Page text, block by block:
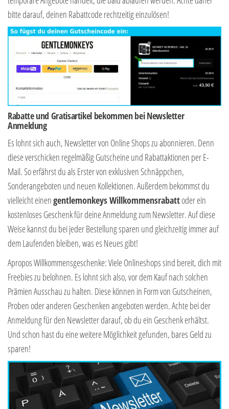
bitte darauf, deinen Rabattcode rechtzeitig einzulösen!
Rabatte und Gratisartikel bekommen bei Newsletter
Anmeldung
Es lohnt sich auch, Newsletter von Online Shops zu abonnieren. Denn
diese verschicken regelmäßig Gutscheine und Rabattaktionen per E-
Mail. So erfährst du als Erster von exklusiven Schnäppchen,
Sonderangeboten und neuen Kollektionen. Außerdem bekommst du
vielleicht einengentlemonkeys Willkommensrabattoder ein
kostenloses Geschenk für deine Anmeldung zum Newsletter. Auf diese
Weise kannst du bei jeder Bestellung sparen und gleichzeitig immer auf
dem Laufenden bleiben, was es Neues gibt!
Apropos Willkommensgeschenke: Viele Onlineshops sind bereit, dich mit
Freebies zu belohnen. Es lohnt sich also, vor dem Kauf nach solchen
Prämien Ausschau zu halten. Diese können in Form von Gutscheinen,
Proben oder anderen Geschenken angeboten werden. Achte bei der
Anmeldung für den Newsletter darauf, ob du ein Geschenk erhältst.
Und schon hast du eine weitere Möglichkeit gefunden, bares Geld zu
sparen!